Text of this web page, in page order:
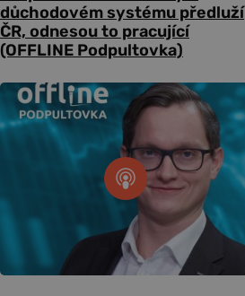
důchodovém systému předluží
ČR, odnesou to pracující
(OFFLINE Podpultovka)